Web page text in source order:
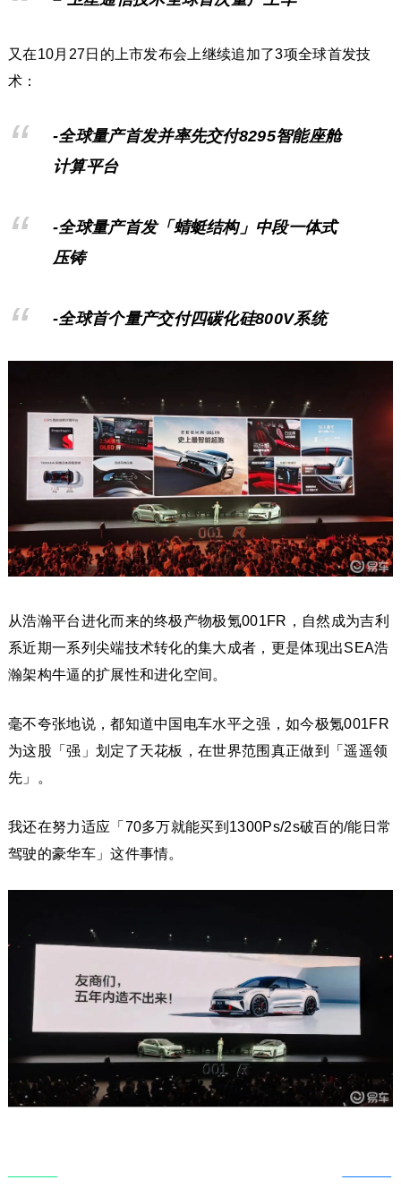
又在10月27日的上市发布会上继续追加了3项全球首发技
术：
-全球量产首发并率先交付8295智能座舱
计算平台
-全球量产首发「蜻蜓结构」中段一体式
压铸
-全球首个量产交付四碳化硅800V系统
从浩瀚平台进化而来的终极产物极氪001FR，自然成为吉利
系近期一系列尖端技术转化的集大成者，更是体现出SEA浩
瀚架构牛逼的扩展性和进化空间。
毫不夸张地说，都知道中国电车水平之强，如今极氪001FR
为这股「强」划定了天花板，在世界范围真正做到「遥遥领
先」。
我还在努力适应「70多万就能买到1300Ps/2s破百的/能日常
驾驶的豪华车」这件事情。